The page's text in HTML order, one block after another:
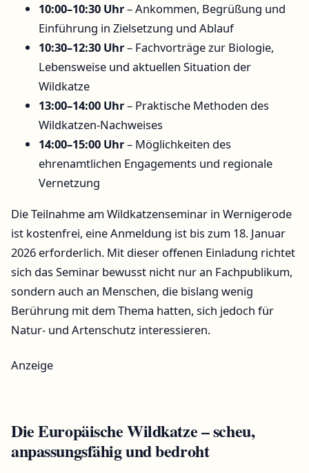
10:00–10:30 Uhr– Ankommen, Begrüßung und
Einführung in Zielsetzung und Ablauf
10:30–12:30 Uhr– Fachvorträge zur Biologie,
Lebensweise und aktuellen Situation der
Wildkatze
13:00–14:00 Uhr– Praktische Methoden des
Wildkatzen-Nachweises
14:00–15:00 Uhr– Möglichkeiten des
ehrenamtlichen Engagements und regionale
Vernetzung
Die Teilnahme am Wildkatzenseminar in Wernigerode
ist kostenfrei, eine Anmeldung ist bis zum 18. Januar
2026 erforderlich. Mit dieser offenen Einladung richtet
sich das Seminar bewusst nicht nur an Fachpublikum,
sondern auch an Menschen, die bislang wenig
Berührung mit dem Thema hatten, sich jedoch für
Natur- und Artenschutz interessieren.
Anzeige
Die Europäische Wildkatze – scheu,
anpassungsfähig und bedroht